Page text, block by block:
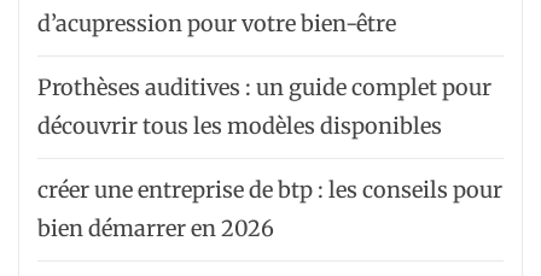
d’acupression pour votre bien-être
Prothèses auditives : un guide complet pour
découvrir tous les modèles disponibles
créer une entreprise de btp : les conseils pour
bien démarrer en 2026